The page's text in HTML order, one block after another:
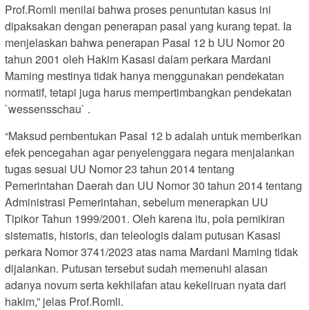
Prof.Romli menilai bahwa proses penuntutan kasus ini
dipaksakan dengan penerapan pasal yang kurang tepat. Ia
menjelaskan bahwa penerapan Pasal 12 b UU Nomor 20
tahun 2001 oleh Hakim Kasasi dalam perkara Mardani
Maming mestinya tidak hanya menggunakan pendekatan
normatif, tetapi juga harus mempertimbangkan pendekatan
`wessensschau` .
“Maksud pembentukan Pasal 12 b adalah untuk memberikan
efek pencegahan agar penyelenggara negara menjalankan
tugas sesuai UU Nomor 23 tahun 2014 tentang
Pemerintahan Daerah dan UU Nomor 30 tahun 2014 tentang
Administrasi Pemerintahan, sebelum menerapkan UU
Tipikor Tahun 1999/2001. Oleh karena itu, pola pemikiran
sistematis, historis, dan teleologis dalam putusan Kasasi
perkara Nomor 3741/2023 atas nama Mardani Maming tidak
dijalankan. Putusan tersebut sudah memenuhi alasan
adanya novum serta kekhilafan atau kekeliruan nyata dari
hakim,” jelas Prof.Romli.